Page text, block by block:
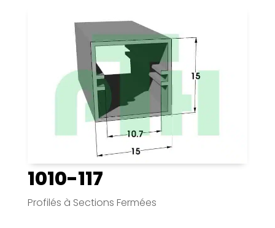
1010-117
Profilés à Sections Fermées